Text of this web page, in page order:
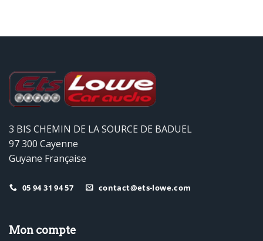
3 BIS CHEMIN DE LA SOURCE DE BADUEL
97 300 Cayenne
Guyane Française
05 94 31 94 57 contact@ets-lowe.com
Mon compte